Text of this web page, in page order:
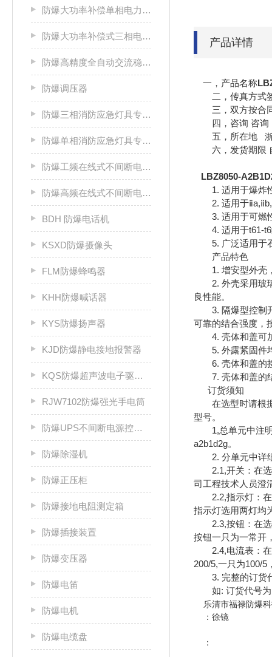
防爆大功率补偿单相电力稳压器
防爆大功率补偿式三相电力稳压器
防爆高精度全自动交流稳压电源
防爆调压器
防爆三相消防应急灯具专用应急电源箱
防爆单相消防应急灯具专用应急电源箱
防爆工频在线式不间断电源箱
防爆高频在线式不间断电源箱
BDH 防爆电话机
KSXD防爆摄像头
FLM防爆蜂鸣器
KHH防爆喊话器
KYS防爆扬声器
KJD防爆静电接地报警器
KQS防爆超声波电子驱鼠器
RJW7102防爆强光手电筒
防爆UPS不间断电源控制柜
防爆除湿机
防爆正压柜
防爆接地电阻测定箱
防爆插接装置
防爆变压器
防爆电笛
防爆电机
防爆电缆盘
产品详情
一，产品名称
二，传真方式
三，双方按合同
四，咨询 咨询
五，所在地
六，发货期限
LBZ8050-
1. 适用于爆炸性
2. 适用于
3. 适用于可燃性
4. 适用于t61-t6
5. 广泛适用于石
产品特色
1. 增安型外壳
2. 外壳采用玻璃
良性能。
3. 隔爆型控制开
可靠的结合强度，
4. 壳体和盖可加
5. 外露紧固件均
6. 壳体和盖的接
7. 壳体和盖的
订货须知
在选型时请根据
型号。
1,总单元中注明
a2b1d2g。
2. 分单元中详细
2.1,开关：在选
司工程技术人员澄
2.2,指示灯：在
指示灯选用两灯
2.3,按钮：在选
按钮一只为一常开
2.4,电流表：在
200/5,一只为100/
3. 完整的订货代
如: 订货代号为
乐清市福禄防爆科
：徐镜
：